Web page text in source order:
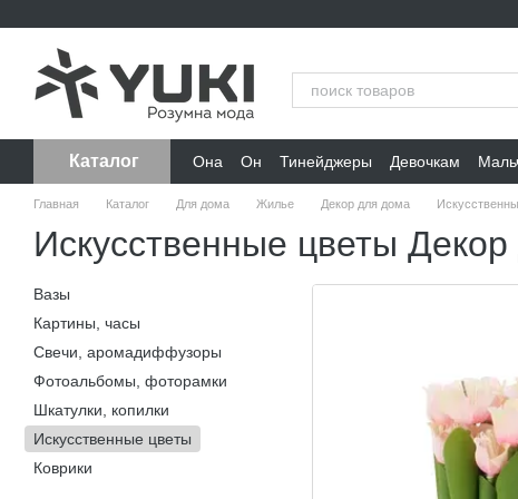
Каталог Она Он Тинейджеры Девочкам
Главная Каталог Для дома Жилье Декор для дома
Искусственные цветы
Вазы
Картины, часы
Свечи, аромадиффузоры
Фотоальбомы, фоторамки
Шкатулки, копилки
Искусственные цветы
Коврики